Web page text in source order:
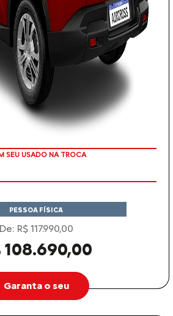
TAXA ZERO EM 12X
PESSOA FÍSICA
De: R$ 117.990,00
108.690,00
Garanta o seu